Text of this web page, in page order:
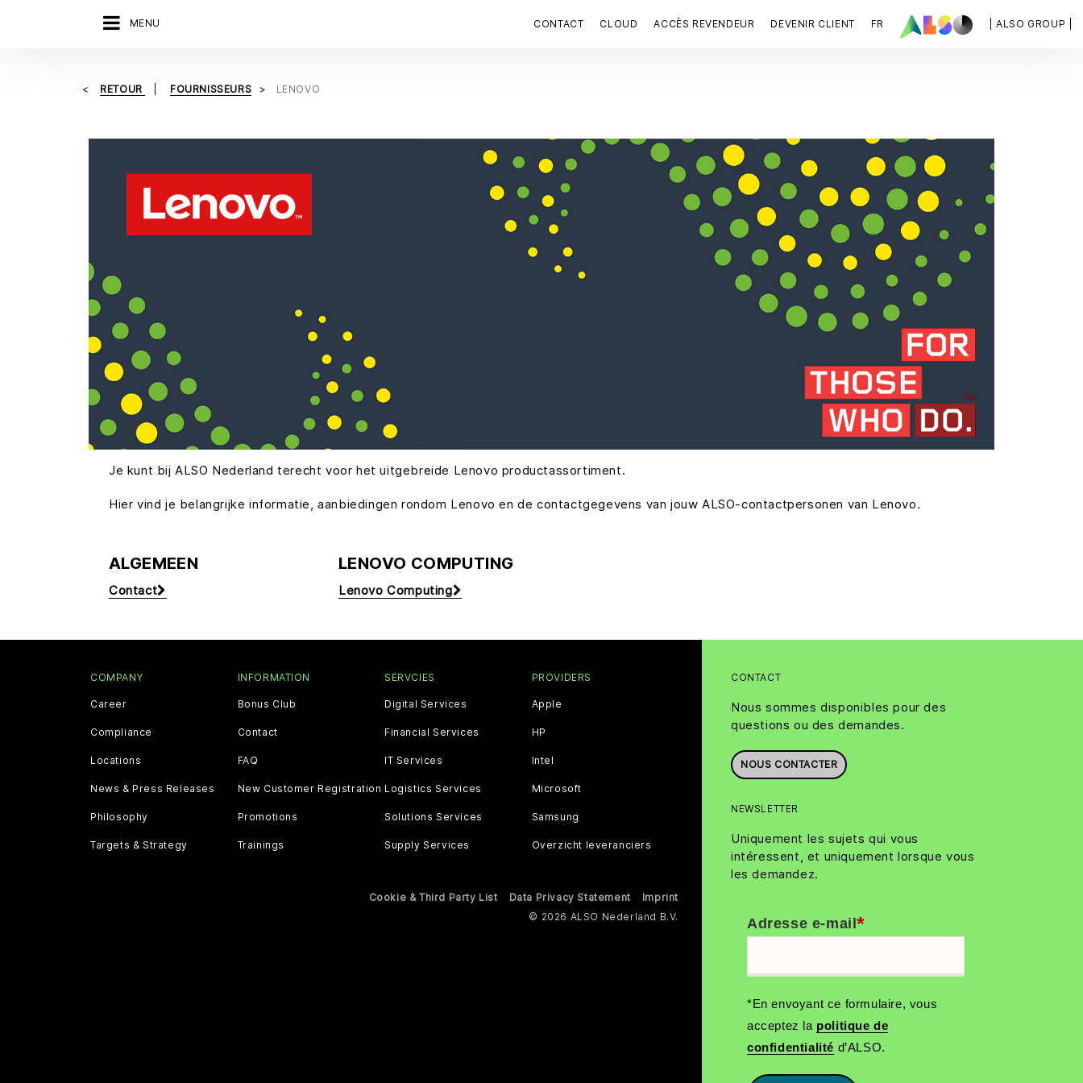
MENU | ALSO GROUP |
CONTACT CLOUD ACCÈS REVENDEUR DEVENIR CLIENT FR
RETOUR FOURNISSEURS LENOVO
Je kunt bij ALSO Nederland terecht voor het uitgebreide Lenovo productassortiment.
Hier vind je belangrijke informatie, aanbiedingen rondom Lenovo en de contactgegevens van jouw ALSO-contactpersonen van Lenovo.
ALGEMEEN
Contact
LENOVO COMPUTING
Lenovo Computing
CONTACT
Nous sommes disponibles pour des
questions ou des demandes.
NOUS CONTACTER
NEWSLETTER
Uniquement les sujets qui vous
intéressent, et uniquement lorsque vous
les demandez.
*
Adresse e-mail
*En envoyant ce formulaire, vous
acceptez la politique de
confidentialité d’ALSO.
COMPANY
Career
Compliance
Locations
News & Press Releases
Philosophy
Targets & Strategy
INFORMATION
Bonus Club
Contact
FAQ
New Customer Registration
Promotions
Trainings
SERVCIES
Digital Services
Financial Services
IT Services
Logistics Services
Solutions Services
Supply Services
PROVIDERS
Apple
HP
Intel
Microsoft
Samsung
Overzicht leveranciers
Cookie & Third Party List Data Privacy Statement
Imprint
© 2026 ALSO Nederland B.V.